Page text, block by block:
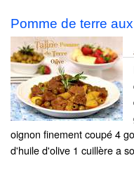
Pomme de terre
oignon finement coupé 4
d'huile d'olive 1 cuillère a